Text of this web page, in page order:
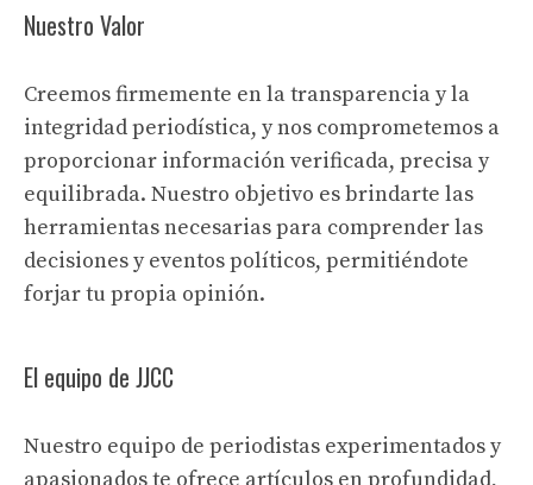
Nuestro Valor
Creemos firmemente en la transparencia y la
integridad periodística, y nos comprometemos a
proporcionar información verificada, precisa y
equilibrada. Nuestro objetivo es brindarte las
herramientas necesarias para comprender las
decisiones y eventos políticos, permitiéndote
forjar tu propia opinión.
El equipo de JJCC
Nuestro equipo de periodistas experimentados y